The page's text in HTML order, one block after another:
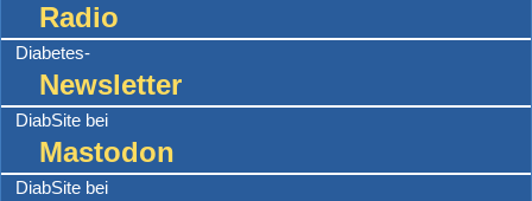
Radio
Diabetes-
Newsletter
DiabSite bei
Mastodon
DiabSite bei